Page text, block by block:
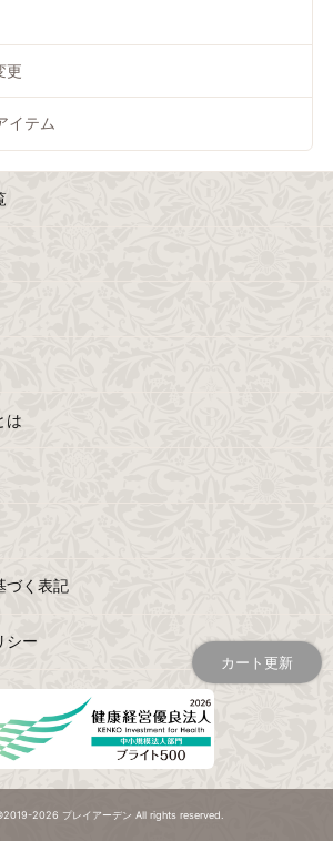
カート更新
更
イテム
は
づく表記
シー
2026 プレイアーデン All rights reserved.